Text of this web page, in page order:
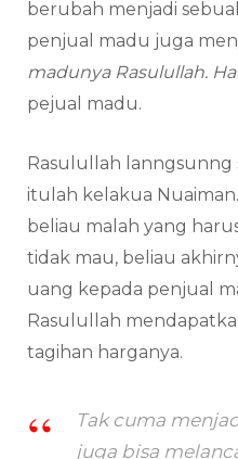
berubah menjadi
penjual madu juga
madunya Rasulullah.
pejual madu.
Rasulullah lanngsunng
itulah kelakua
beliau malah yang
tidak mau, beliau
uang kepada penjual
Rasulullah
tagihan harganya.
Tak cuma
juga bisa